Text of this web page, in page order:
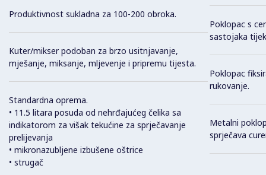
Produktivnost sukladna za 100-200 obroka.
Kuter/mikser podoban za brzo usitnjavanje,
mješanje, miksanje, mljevenje i pripremu tijesta.
Standardna oprema.
• 11.5 litara posuda od nehrđajućeg čelika sa
indikatorom za višak tekućine za sprječavanje
prelijevanja
• mikronazubljene izbušene oštrice
• strugač
Poklopac s
sastojaka
Poklopac
rukovanje.
Metalni
sprječava